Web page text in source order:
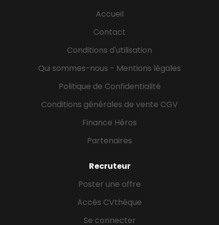
Accueil
Contact
Conditions d'utilisation
Qui sommes-nous - Mentions légales
Politique de Confidentialité
Conditions générales de vente CGV
Finance Héros
Partenaires
Recruteur
Poster une offre
Accès CVthèque
Se connecter